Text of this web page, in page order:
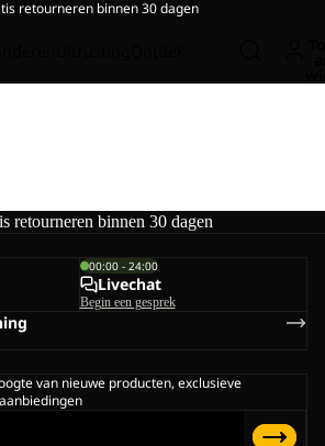
retourneren binnen 30 dagen
retourneren binnen 30 dagen
00:00 - 24:00
Livechat
Begin een gesprek
van nieuwe producten, exclusieve